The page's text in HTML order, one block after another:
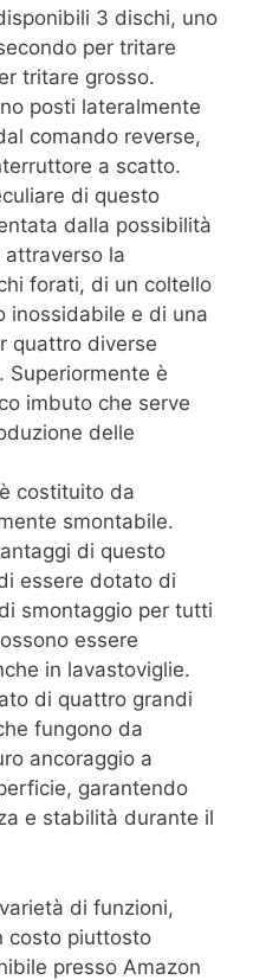
3 dischi, uno
per tritare
tritare grosso.
posti lateralmente
comando reverse,
a scatto.
di questo
dalla possibilità
la
forati, di un coltello
inossidabile e di una
quattro diverse
è
imbuto che serve
delle
costituito da
smontabile.
di questo
essere dotato di
smontaggio per tutti
essere
in lavastoviglie.
di quattro grandi
fungono da
ancoraggio a
garantendo
e stabilità durante il
di funzioni,
costo piuttosto
presso Amazon